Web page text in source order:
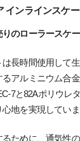
インラインスケ
のローラースケ
長時間使用して
アルミニウム合
7と82Aポリウレ
地を実現していま
るために、通気性